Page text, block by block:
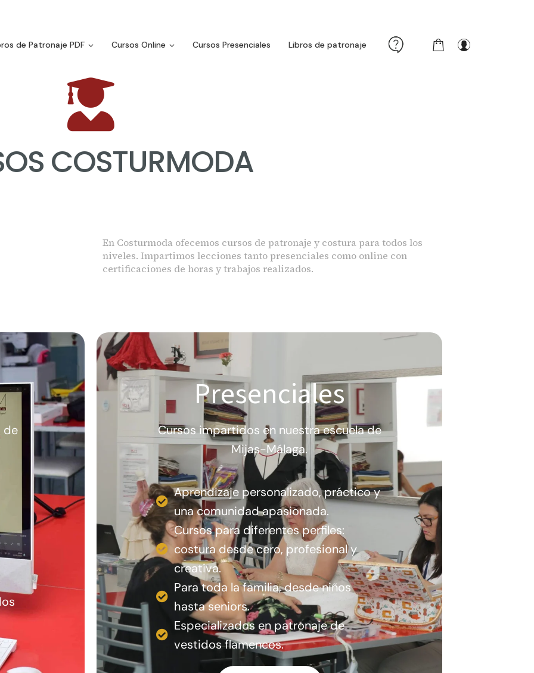
de Patronaje PDF Cursos Online Cursos Presenciales Libros de patronaje
COSTURMODA
En Costurmoda ofecemos cursos de patronaje y costura para todos los
niveles. Impartimos lecciones tanto presenciales como online con
certificaciones de horas y trabajos realizados.
de
Presenciales
Cursos impartidos en nuestra escuela de
Mijas-Málaga.
Aprendizaje personalizado, práctico y
una comunidad apasionada.
Cursos para diferentes perfiles:
costura desde cero, profesional y
creativa.
Para toda la familia, desde niños
hasta seniors.
Especializados en patronaje de
vestidos flamencos.